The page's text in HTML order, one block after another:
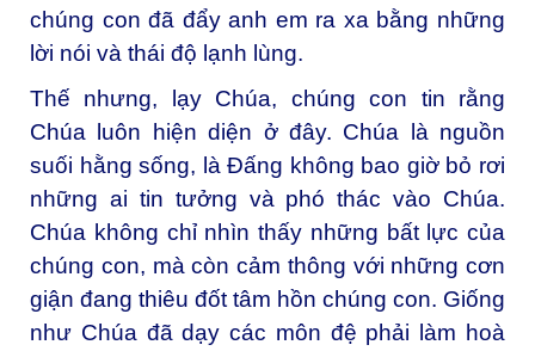
chúng con đã đẩy anh em ra xa bằng những
lời nói và thái độ lạnh lùng.
Thế nhưng, lạy Chúa, chúng con tin rằng
Chúa luôn hiện diện ở đây. Chúa là nguồn
suối hằng sống, là Đấng không bao giờ bỏ rơi
những ai tin tưởng và phó thác vào Chúa.
Chúa không chỉ nhìn thấy những bất lực của
chúng con, mà còn cảm thông với những cơn
giận đang thiêu đốt tâm hồn chúng con. Giống
như Chúa đã dạy các môn đệ phải làm hoà